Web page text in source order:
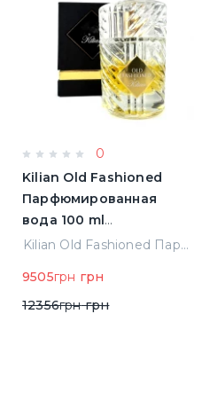
0
Kilian Old Fashioned
Парфюмированная
вода 100 ml
(3700550240723)
Kilian Old Fashioned Парфюмированная вода 100 ml (3700550240723)
9505грн грн
12356грнгрн